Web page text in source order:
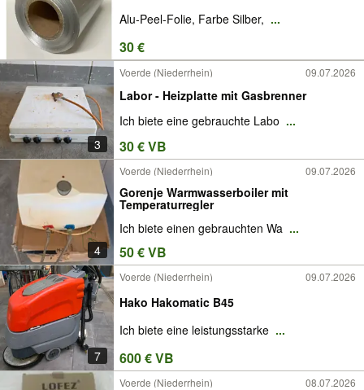
Alu-Peel-Folie, Farbe Silber, ...
30 €
3
Voerde (Niederrhein) 09.07.2026
Labor - Heizplatte mit Gasbrenner
Ich biete eine gebrauchte Labo ...
30 € VB
4
Voerde (Niederrhein) 09.07.2026
Gorenje Warmwasserboiler mit
Temperaturregler
Ich biete einen gebrauchten Wa ...
50 € VB
7
Voerde (Niederrhein) 09.07.2026
Hako Hakomatic B45
Ich biete eine leistungsstarke ...
600 € VB
Voerde (Niederrhein) 08.07.2026